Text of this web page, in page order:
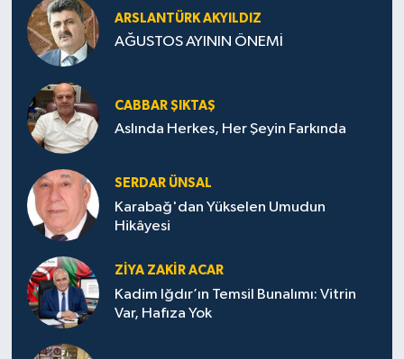
ARSLANTÜRK AKYILDIZ
AĞUSTOS AYININ ÖNEMİ
CABBAR ŞIKTAŞ
Aslında Herkes, Her Şeyin Farkında
SERDAR ÜNSAL
Karabağ'dan Yükselen Umudun
Hikâyesi
ZIYA ZAKIR ACAR
Kadim Iğdır’ın Temsil Bunalımı: Vitrin
Var, Hafıza Yok